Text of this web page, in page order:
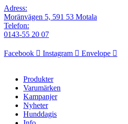
Adress:
Moränvägen 5, 591 53 Motala
Telefon:
0143-55 20 07
Facebook Instagram Envelope
Produkter
Varumärken
Kampanjer
Nyheter
Hunddagis